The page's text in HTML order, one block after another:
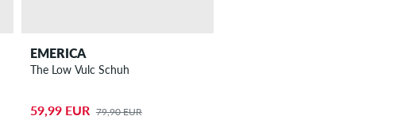
EMERICA
The Low Vulc Schuh
59,99 EUR 79,90 EUR